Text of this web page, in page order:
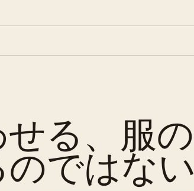
る、服の
ではない